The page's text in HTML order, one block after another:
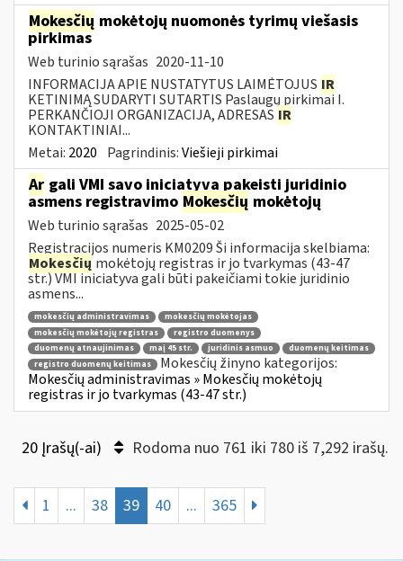
Mokesčių mokėtojų nuomonės tyrimų viešasis
pirkimas
Web turinio sąrašas 2020-11-10
INFORMACIJA APIE NUSTATYTUS LAIMĖTOJUS IR
KETINIMĄ SUDARYTI SUTARTIS Paslaugų pirkimai I.
PERKANČIOJI ORGANIZACIJA, ADRESAS IR
KONTAKTINIAI...
Metai: 2020 Pagrindinis:Viešieji pirkimai
Ar gali VMI savo iniciatyva pakeisti juridinio
asmens registravimo Mokesčių mokėtojų
Web turinio sąrašas 2025-05-02
Registracijos numeris KM0209 Ši informacija skelbiama:
Mokesčių mokėtojų registras ir jo tvarkymas (43-47
str.) VMI iniciatyva gali būti pakeičiami tokie juridinio
asmens...
mokesčių administravimas
mokesčių mokėtojas
mokesčių mokėtojų registras
registro duomenys
duomenų atnaujinimas
maį 45 str. juridinis asmuo
duomenų keitimas
registro duomenų keitimas
Mokesčių žinyno kategorijos:
Mokesčių administravimas » Mokesčių mokėtojų
registras ir jo tvarkymas (43-47 str.)
20 Įrašų(-ai) Rodoma nuo 761 iki 780 iš 7,292 irašų.
1 ... 38 39 40 ... 365